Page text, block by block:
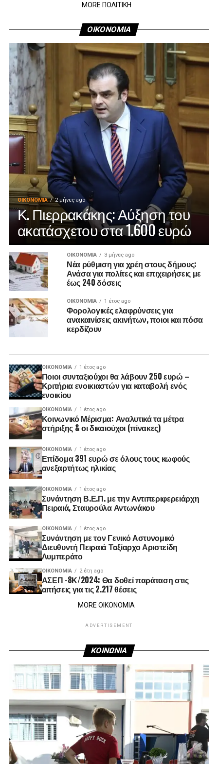
MORE ΠΟΛΙΤΙΚΗ
ΟΙΚΟΝΟΜΙΑ
ΟΙΚΟΝΟΜΊΑ 2 μήνες ago
Κ. Πιερρακάκης: Αύξηση του
ακατάσχετου στα 1.600 ευρώ
ΟΙΚΟΝΟΜΊΑ 3 μήνες ago
Νέα ρύθμιση για χρέη στους δήμους:
Ανάσα για πολίτες και επιχειρήσεις με
έως 240 δόσεις
ΟΙΚΟΝΟΜΊΑ 1 έτος ago
Φορολογικές ελαφρύνσεις για
ανακαινίσεις ακινήτων, ποιοι και πόσα
κερδίζουν
ΟΙΚΟΝΟΜΊΑ 1 έτος ago
Ποιοι συνταξιούχοι θα λάβουν 250 ευρώ –
Κριτήρια ενοικιαστών για καταβολή ενός
ενοικίου
ΟΙΚΟΝΟΜΊΑ 1 έτος ago
Κοινωνικό Μέρισμα: Αναλυτικά τα μέτρα
στήριξης & οι δικαιούχοι (πίνακες)
ΟΙΚΟΝΟΜΊΑ 1 έτος ago
Επίδομα 391 ευρώ σε όλους τους κωφούς
ανεξαρτήτως ηλικίας
ΟΙΚΟΝΟΜΊΑ 1 έτος ago
Συνάντηση Β.Ε.Π. με την Αντιπεριφερειάρχη
Πειραιά, Σταυρούλα Αντωνάκου
ΟΙΚΟΝΟΜΊΑ 1 έτος ago
Συνάντηση με τον Γενικό Αστυνομικό
Διευθυντή Πειραιά Ταξίαρχο Αριστείδη
Λυμπεράτο
ΟΙΚΟΝΟΜΊΑ 2 έτη ago
ΑΣΕΠ -8Κ/2024: Θα δοθεί παράταση στις
αιτήσεις για τις 2.217 θέσεις
MORE ΟΙΚΟΝΟΜΙΑ
ADVERTISEMENT
ΚΟΙΝΩΝΙΑ